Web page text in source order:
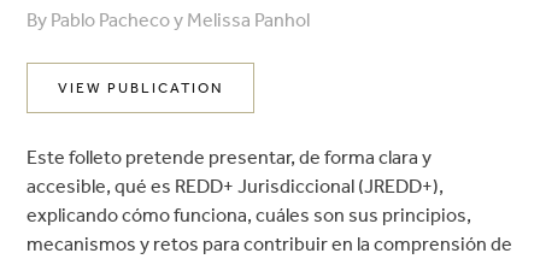
By Pablo Pacheco y Melissa Panhol
VIEW PUBLICATION
Este folleto pretende presentar, de forma clara y
accesible, qué es REDD+ Jurisdiccional (JREDD+),
explicando cómo funciona, cuáles son sus principios,
mecanismos y retos para contribuir en la comprensión de